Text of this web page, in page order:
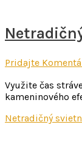
Pridajte
Využite čas
kameninového
Netradičný